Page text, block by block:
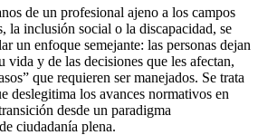
de un profesional ajeno a los campos
la inclusión social o la discapacidad, se
un enfoque semejante: las personas dejan
vida y de las decisiones que les afectan,
que requieren ser manejados. Se trata
deslegitima los avances normativos en
desde un paradigma
ciudadanía plena.